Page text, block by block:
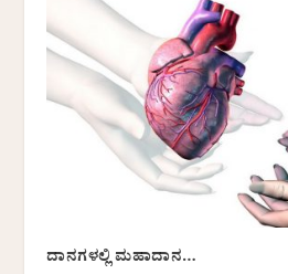
ದಾನಗಳಲ್ಲಿ ಮಹಾದಾನ…